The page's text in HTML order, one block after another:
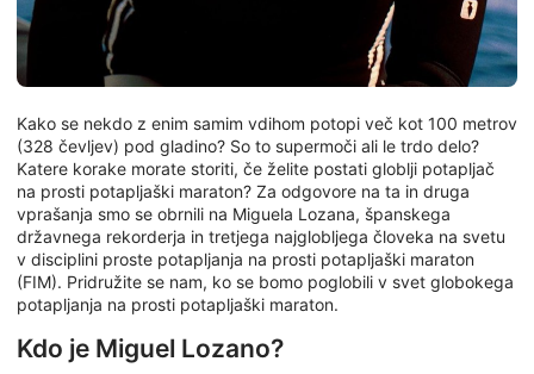
Kako se nekdo z enim samim vdihom potopi več kot 100 metrov
(328 čevljev) pod gladino? So to supermoči ali le trdo delo?
Katere korake morate storiti, če želite postati globlji potapljač
na prosti potapljaški maraton? Za odgovore na ta in druga
vprašanja smo se obrnili na Miguela Lozana, španskega
državnega rekorderja in tretjega najglobljega človeka na svetu
v disciplini proste potapljanja na prosti potapljaški maraton
(FIM). Pridružite se nam, ko se bomo poglobili v svet globokega
potapljanja na prosti potapljaški maraton.
Kdo je Miguel Lozano?